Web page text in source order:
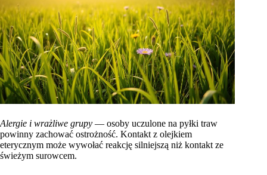
Alergie i wrażliwe grupy — osoby uczulone na pyłki traw
powinny zachować ostrożność. Kontakt z olejkiem
eterycznym może wywołać reakcję silniejszą niż kontakt ze
świeżym surowcem.